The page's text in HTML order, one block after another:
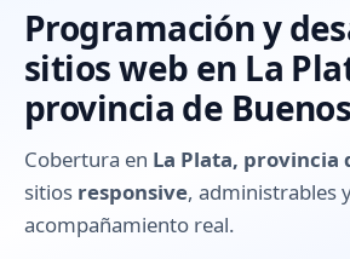
Programación y
sitios web en La
provincia de
Cobertura en La Plata, provincia
sitios responsive, administrables
acompañamiento real.